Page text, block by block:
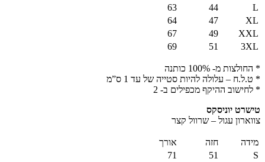
L
44
63
XL
47
64
XXL
49
67
3XL
51
69
* החולצות מ- 100% כותנה
* ט.ל.ח – עלולה להיות סטייה של עד 1 ס”מ
* לחישוב ההיקף מכפילים ב- 2
טישרט יוניסקס
צווארון עגול – שרוול קצר
מידה חזה
אורך
S
51
71